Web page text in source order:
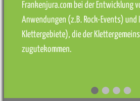
Frankenjura.com bei der Entwicklung
Anwendungen (z.B. Rock-Events) und
Klettergebiete), die der
zugutekommen.